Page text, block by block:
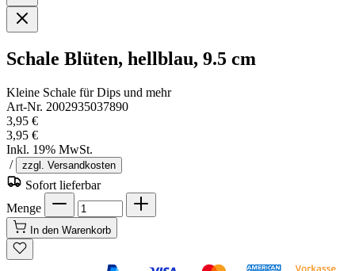
Schale Blüten, hellblau, 9.5 cm
Kleine Schale für Dips und mehr
Art-Nr. 2002935037890
3,95 €
3,95 €
Inkl. 19% MwSt.
/
zzgl. Versandkosten
Sofort lieferbar
Menge
In den Warenkorb